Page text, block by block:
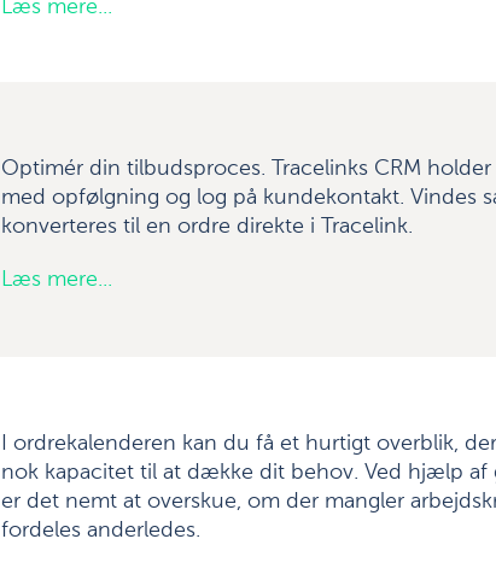
Læs mere...
Optimér din tilbudsproces. Tracelinks CRM
med opfølgning og log på kundekontakt. Vindes
konverteres til en ordre direkte i Tracelink.
Læs mere...
I ordrekalenderen kan du få et hurtigt overblik,
nok kapacitet til at dække dit behov. Ved hjælp
er det nemt at overskue, om der mangler
fordeles anderledes.